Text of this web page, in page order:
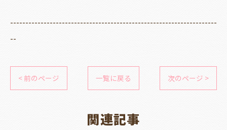
--------------------------------------------------------------------
--
< 前のページ 一覧に戻る 次のページ >
関連記事